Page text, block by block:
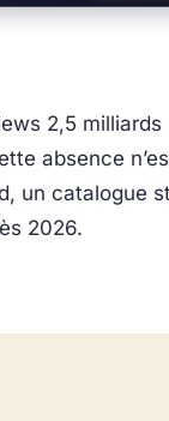
2,5 milliards
absence
un catalogue
2026.